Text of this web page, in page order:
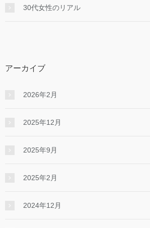
30代女性のリアル
アーカイブ
2026年2月
2025年12月
2025年9月
2025年2月
2024年12月